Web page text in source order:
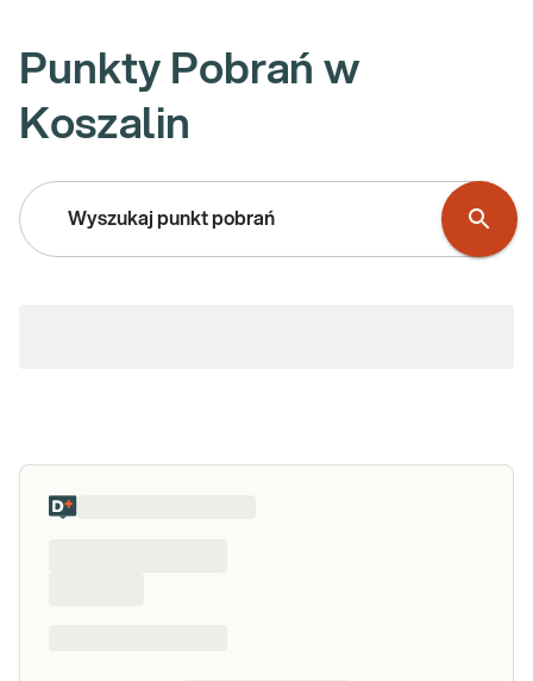
Punkty Pobrań w
Koszalin